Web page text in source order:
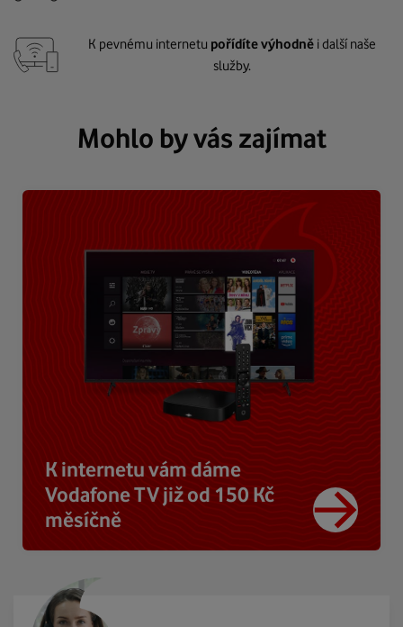
K pevnému internetu pořídíte výhodně i další naše
služby.
Mohlo by vás zajímat
K internetu vám dáme
Vodafone TV již od 150 Kč
měsíčně